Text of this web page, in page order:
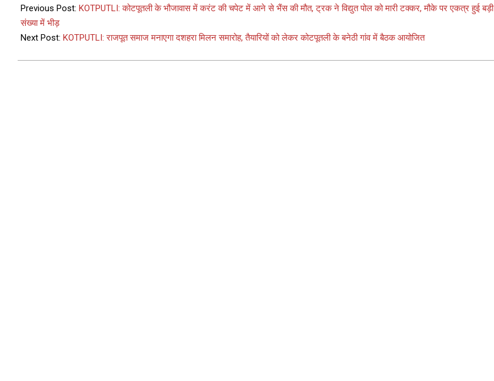
Previous Post: KOTPUTLI: कोटपूतली के भौजावास में करंट की चपेट में आने से भैंस की मौत, ट्रक ने विद्युत पोल को मारी टक्कर, मौके पर एकत्र हुई बड़ी
संख्या में भीड़
Next Post: KOTPUTLI: राजपूत समाज मनाएगा दशहरा मिलन समारोह, तैयारियों को लेकर कोटपूतली के बनेठी गांव में बैठक आयोजित